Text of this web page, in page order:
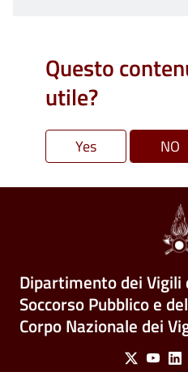
Questo
utile?
Dipartimento dei Vigili
Soccorso Pubblico e
Corpo Nazionale dei
X